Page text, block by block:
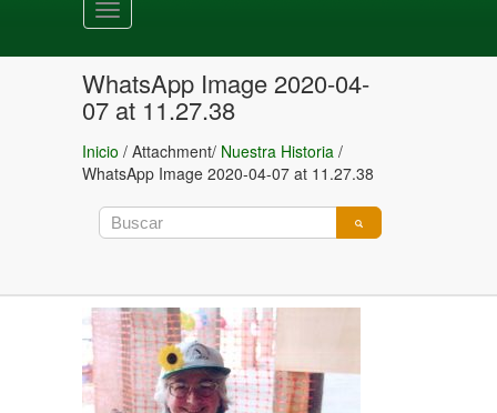
Toggle
navigation
WhatsApp Image 2020-04-
07 at 11.27.38
Inicio / Attachment/ Nuestra Historia /
WhatsApp Image 2020-04-07 at 11.27.38